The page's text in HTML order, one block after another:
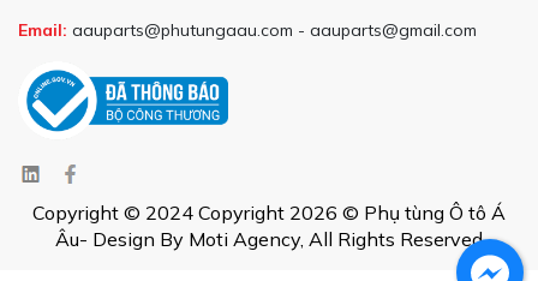
Email: aauparts@phutungaau.com - aauparts@gmail.com
Copyright © 2024 Copyright 2026 © Phụ tùng Ô tô Á
Âu- Design By Moti Agency, All Rights Reserved